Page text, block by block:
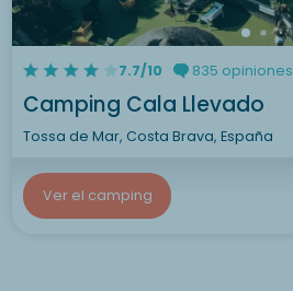
7.7/10 835 opiniones
Camping Cala Llevado
Tossa de Mar, Costa Brava, España
Ver el camping